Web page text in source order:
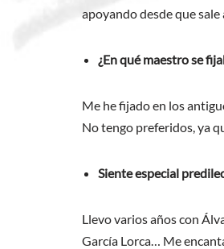
apoyando desde que sale
¿En qué maestro se
Me he fijado en los
No tengo preferidos, ya
Siente especial
Llevo varios años con
García Lorca… Me